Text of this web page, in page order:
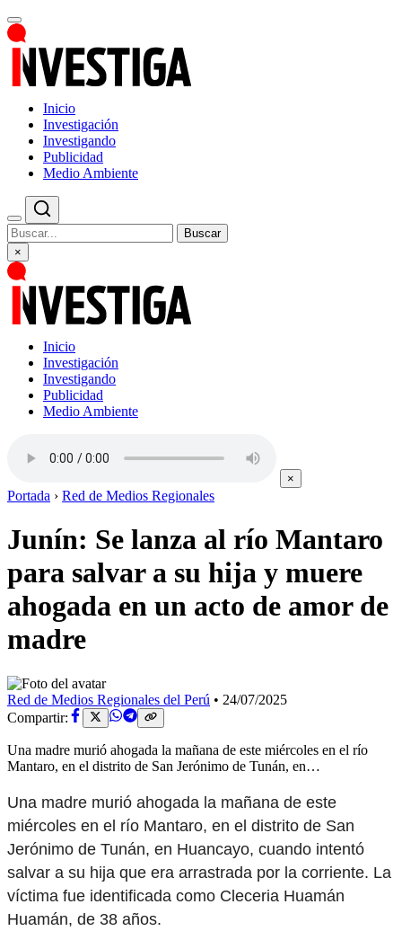
Inicio
Investigación
Investigando
Publicidad
Medio Ambiente
Buscar
×
Inicio
Investigación
Investigando
Publicidad
Medio Ambiente
×
Portada › Red de Medios Regionales
Junín: Se lanza al río Mantaro
para salvar a su hija y muere
ahogada en un acto de amor de
madre
Red de Medios Regionales del Perú • 24/07/2025
Compartir:
Una madre murió ahogada la mañana de este miércoles en el río
Mantaro, en el distrito de San Jerónimo de Tunán, en…
Una madre murió ahogada la mañana de este
miércoles en el río Mantaro, en el distrito de San
Jerónimo de Tunán, en Huancayo, cuando intentó
salvar a su hija que era arrastrada por la corriente. La
víctima fue identificada como Cleceria Huamán
Huamán, de 38 años.